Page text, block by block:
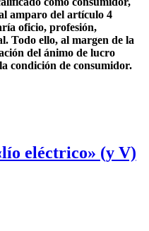
amparo del artículo 4
oficio, profesión,
Todo ello, al margen de la
del ánimo de lucro
condición de consumidor.
eléctrico» (y V)